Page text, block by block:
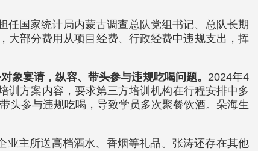
任国家统计局内蒙古调查总队党组书记、总队长期
大部分费用从项目经费、行政经费中违规支出，挥
象宴请，纵容、带头参与违规吃喝问题。 2024年4
训方案内容，要求第三方培训机构在行程安排中多
头参与违规吃喝，导致学员多次聚餐饮酒。朵海生
业主所送高档酒水、香烟等礼品。张涛还存在其他